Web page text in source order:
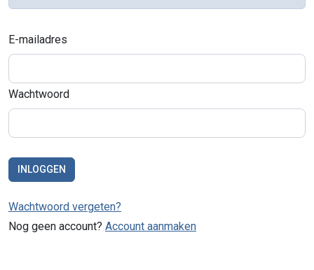
E-mailadres
Wachtwoord
INLOGGEN
Wachtwoord vergeten?
Nog geen account? Account aanmaken